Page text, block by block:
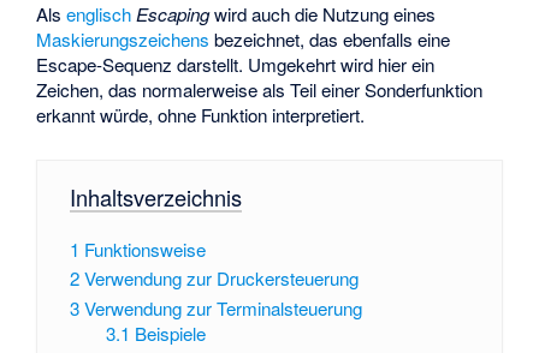
Alsenglisch Escapingwird auch die Nutzung eines
Maskierungszeichens bezeichnet, das ebenfalls eine
Escape-Sequenz darstellt. Umgekehrt wird hier ein
Zeichen, das normalerweise als Teil einer Sonderfunktion
erkannt würde, ohne Funktion interpretiert.
Inhaltsverzeichnis
1 Funktionsweise
2Verwendung zur Druckersteuerung
3Verwendung zur Terminalsteuerung
3.1 Beispiele